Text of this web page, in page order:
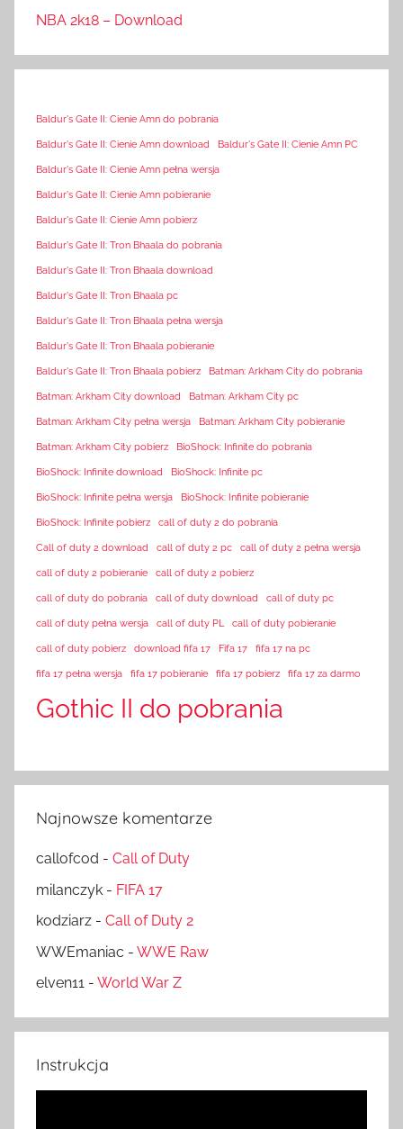
NBA 2k18 – Download
Baldur's Gate II: Cienie Amn do pobrania
Baldur's Gate II: Cienie Amn download Baldur's Gate II: Cienie Amn PC
Baldur's Gate II: Cienie Amn pełna wersja
Baldur's Gate II: Cienie Amn pobieranie
Baldur's Gate II: Cienie Amn pobierz
Baldur's Gate II: Tron Bhaala do pobrania
Baldur's Gate II: Tron Bhaala download
Baldur's Gate II: Tron Bhaala pc
Baldur's Gate II: Tron Bhaala pełna wersja
Baldur's Gate II: Tron Bhaala pobieranie
Baldur's Gate II: Tron Bhaala pobierz Batman: Arkham City do pobrania
Batman: Arkham City download Batman: Arkham City pc
Batman: Arkham City pełna wersja Batman: Arkham City pobieranie
Batman: Arkham City pobierz BioShock: Infinite do pobrania
BioShock: Infinite download BioShock: Infinite pc
BioShock: Infinite pełna wersja BioShock: Infinite pobieranie
BioShock: Infinite pobierz call of duty 2 do pobrania
Call of duty 2 download call of duty 2 pc call of duty 2 pełna wersja
call of duty 2 pobieranie call of duty 2 pobierz
call of duty do pobrania call of duty download call of duty pc
call of duty pełna wersja call of duty PL call of duty pobieranie
call of duty pobierz download fifa 17 Fifa 17 fifa 17 na pc
fifa 17 pełna wersja fifa 17 pobieranie fifa 17 pobierz fifa 17 za darmo
Gothic II do pobrania
Najnowsze komentarze
callofcod - Call of Duty
milanczyk - FIFA 17
kodziarz - Call of Duty 2
WWEmaniac - WWE Raw
elven11 - World War Z
Instrukcja